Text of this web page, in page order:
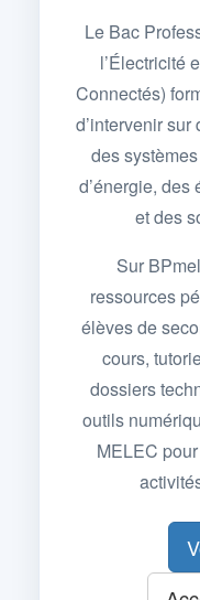
Le Bac
l’Électricité
Connectés)
d’intervenir
des
d’énergie,
et des
Sur
ressources
élèves de
cours,
dossiers
outils
MELEC